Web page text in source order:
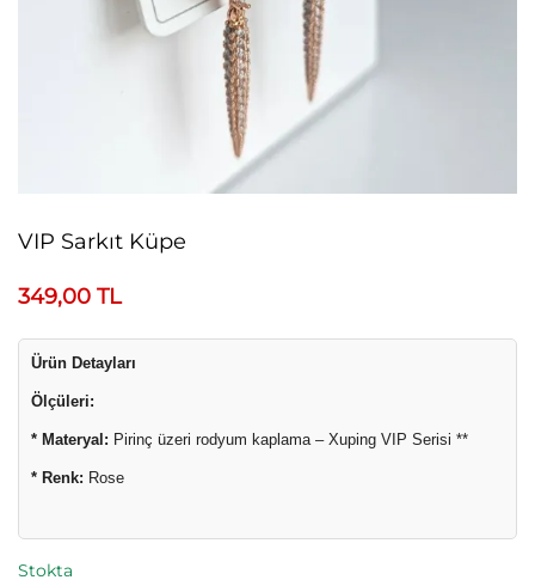
VIP Sarkıt Küpe
349,00 TL
Ürün Detayları
Ölçüleri:
* Materyal: Pirinç üzeri rodyum kaplama – Xuping VIP Serisi **
* Renk: Rose
Stokta